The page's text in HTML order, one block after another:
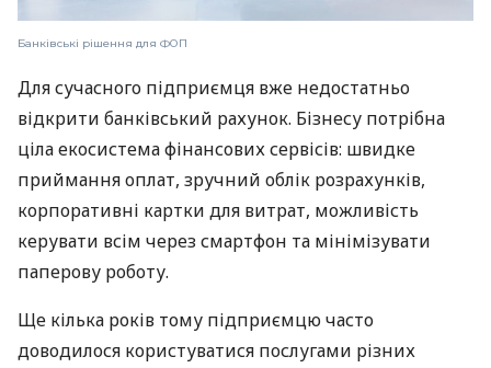
Банківські рішення для ФОП
Для сучасного підприємця вже недостатньо
відкрити банківський рахунок. Бізнесу потрібна
ціла екосистема фінансових сервісів: швидке
приймання оплат, зручний облік розрахунків,
корпоративні картки для витрат, можливість
керувати всім через смартфон та мінімізувати
паперову роботу.
Ще кілька років тому підприємцю часто
доводилося користуватися послугами різних